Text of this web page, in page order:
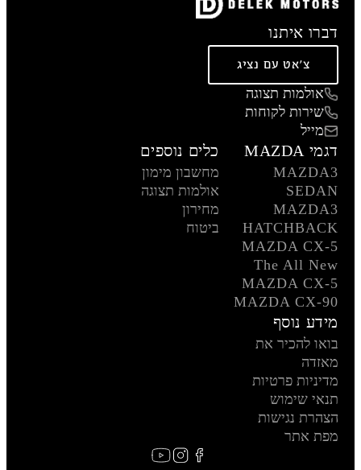
דברו איתנו
צ'אט עם נציג
אולמות תצוגה
שירות לקוחות
מייל
דגמי MAZDA
MAZDA3
SEDAN
MAZDA3
HATCHBACK
MAZDA CX-5
The All New
MAZDA CX-5
MAZDA CX-90
כלים נוספים
מחשבון מימון
אולמות תצוגה
מחירון
ביטוח
מידע נוסף
בואו להכיר את
מאזדה
מדיניות פרטיות
תנאי שימוש
הצהרת נגישות
מפת אתר